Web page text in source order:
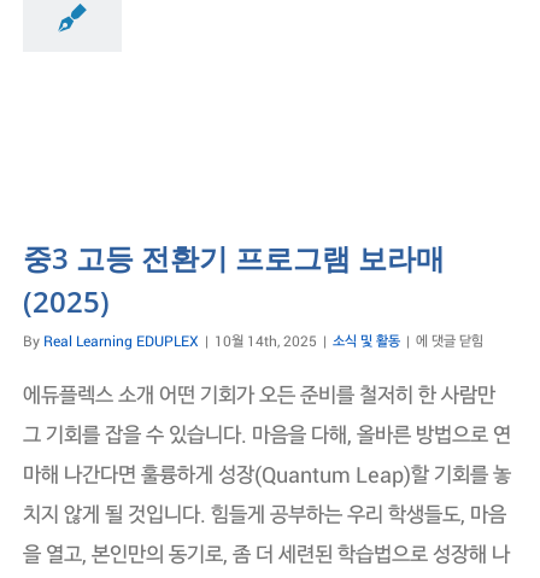
중3 고등 전환기 프로그램 보라매
(2025)
By Real Learning EDUPLEX | 10월 14th, 2025 | 소식 및 활동 | 중
고
등
전
환
기
로
램
에 댓글 닫힘
에듀플렉스 소개 어떤 기회가 오든 준비를 철저히 한 사람만
그 기회를 잡을 수 있습니다. 마음을 다해, 올바른 방법으로 연
마해 나간다면 훌륭하게 성장(Quantum Leap)할 기회를 놓
치지 않게 될 것입니다. 힘들게 공부하는 우리 학생들도, 마음
을 열고, 본인만의 동기로, 좀 더 세련된 학습법으로 성장해 나